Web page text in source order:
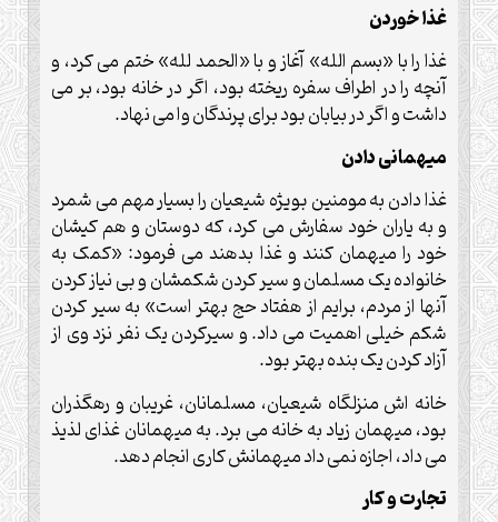
غذا خوردن
غذا را با «بسم الله» آغاز و با «الحمد لله» ختم می کرد، و
آنچه را در اطراف سفره ریخته بود، اگر در خانه بود، بر می
داشت و اگر در بیابان بود برای پرندگان وا می نهاد.
میهمانی دادن
غذا دادن به مومنین بویژه شیعیان را بسیار مهم می شمرد
و به یاران خود سفارش می کرد، که دوستان و هم کیشان
خود را میهمان کنند و غذا بدهند می فرمود: «کمک به
خانواده یک مسلمان و سیر کردن شکمشان و بی نیاز کردن
آنها از مردم، برایم از هفتاد حج بهتر است» به سیر کردن
شکم خیلی اهمیت می داد. و سیرکردن یک نفر نزد وی از
آزاد کردن یک بنده بهتر بود.
خانه اش منزلگاه شیعیان، مسلمانان، غریبان و رهگذران
بود، میهمان زیاد به خانه می برد. به میهمانان غذای لذیذ
می داد، اجازه نمی داد میهمانش کاری انجام دهد.
تجارت و کار